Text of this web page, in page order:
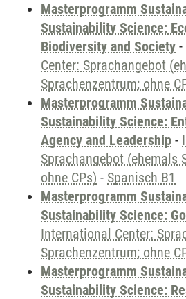
Masterprogramm
Sustainability Science:
Biodiversity and Society -
Center: Sprachangebot
Sprachenzentrum; ohne
Masterprogramm
Sustainability Science:
Agency and Leadership -
Sprachangebot (ehemals
ohne CPs) - Spanisch B1
Masterprogramm
Sustainability Science:
International Center:
Sprachenzentrum; ohne
Masterprogramm
Sustainability Science: